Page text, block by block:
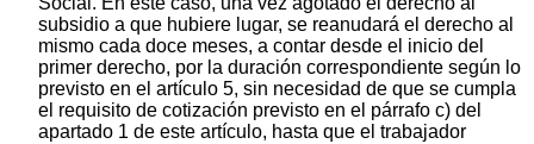
subsidio a que hubiere lugar, se reanudará el derecho al
mismo cada doce meses, a contar desde el inicio del
primer derecho, por la duración correspondiente según lo
previsto en el artículo 5, sin necesidad de que se cumpla
el requisito de cotización previsto en el párrafo c) del
apartado 1 de este artículo, hasta que el trabajador